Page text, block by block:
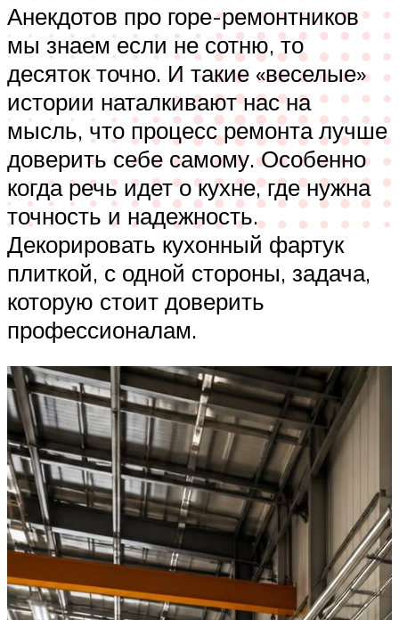
Анекдотов про горе-ремонтников
мы знаем если не сотню, то
десяток точно. И такие «веселые»
истории наталкивают нас на
мысль, что процесс ремонта лучше
доверить себе самому. Особенно
когда речь идет о кухне, где нужна
точность и надежность.
Декорировать кухонный фартук
плиткой, с одной стороны, задача,
которую стоит доверить
профессионалам.